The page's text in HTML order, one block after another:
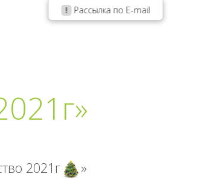
Рассылка по E-mail
2021г »